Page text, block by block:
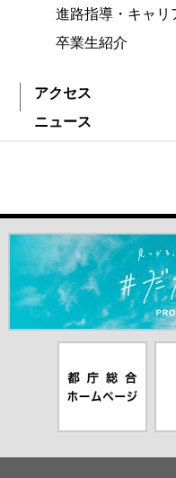
進路指導・キャリ
卒業生紹介
アクセス
ニュース
＃だから都立高（別ウイ
ムページ（別
ウインドウが